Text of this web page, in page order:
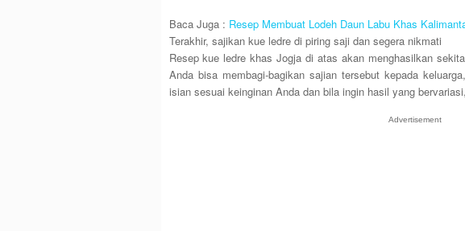
Baca Juga : Resep Membuat Lodeh Daun Labu Khas
Terakhir, sajikan kue ledre di piring saji dan segera nikmati
Resep kue ledre khas Jogja di atas akan menghasilkan
Anda bisa membagi-bagikan sajian tersebut kepada
isian sesuai keinginan Anda dan bila ingin hasil yang
Advertisement